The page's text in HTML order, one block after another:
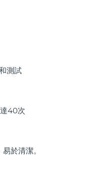
測試
40次
於清潔。